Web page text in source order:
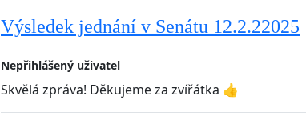
Výsledek jednání v Senátu 12.2.22025
Nepřihlášený uživatel
Skvělá zpráva! Děkujeme za zvířátka 👍